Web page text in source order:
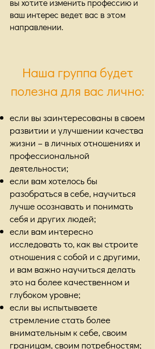
вы хотите изменить профессию и
ваш интерес ведет вас в этом
направлении.
Наша группа будет
полезна для вас лично:
если вы заинтересованы в своем
развитии и улучшении качества
жизни – в личных отношениях и
профессиональной
деятельности;
если вам хотелось бы
разобраться в себе, научиться
лучше осознавать и понимать
себя и других людей;
если вам интересно
исследовать то, как вы строите
отношения с собой и с другими,
и вам важно научиться делать
это на более качественном и
глубоком уровне;
если вы испытываете
стремление стать более
внимательным к себе, своим
границам, своим потребностям;